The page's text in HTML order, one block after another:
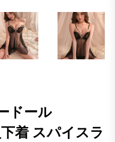
ドール
着 スパイスラ